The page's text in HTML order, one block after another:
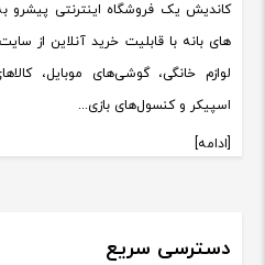
کاندیش یک فروشگاه اینترنتی پیشرو
های بانه با قابلیت خرید آنلاین از
لوازم خانگی، گوشی‌های موبایل،
اسپیکر و کنسول‌های بازی...
[ادامه]
دسترسی سریع